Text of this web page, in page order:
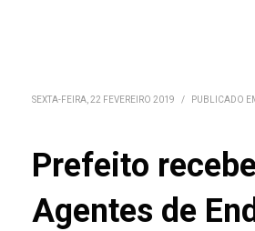
SEXTA-FEIRA, 22 FEVEREIRO 2019 / PUBLICADO
Prefeito recebe
Agentes de